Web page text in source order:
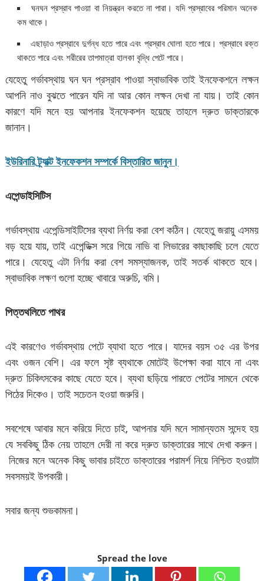
ঘনঘন প্রস্রাব পাওয়া বা নিয়ন্ত্রন করতে না পারা। যদি প্রস্রাবের পরিমান অনেক
কম থাকে।
এছাড়াও প্রস্রাবে দুর্গন্ধ হতে পারে এবং প্রস্রাব ঘোলা হতে পারে। প্রস্রাবে রক্ত
থাকতে পারে এবং শরীরের তাপমাত্রা হালকা বৃদ্ধি পেটে পারে।
যেহেতু গর্ভাবস্থায় ঘন ঘন প্রস্রাব পাওয়া স্বাভাবিক তাই ইনফেকশনে লক্ষন
আপনি নাও বুঝতে পারেন যদি না আর কোন লক্ষন দেখা না যায়। তাই কোন
কারণে যদি মনে হয় আপনার ইনফেকশন হয়েছে তাহলে দ্রুত ডাক্তারকে
জানান।
ইউরিনারি ট্র্যাক্ট ইনফেকশন সম্পর্কে বিস্তারিত জানুন।
এপেন্ডাইসিটিস
গর্ভাবস্থায় এপেন্ডিসাইটিসের ব্যথা নির্ণয় করা বেশ কঠিন। যেহেতু জরায়ু এসময়
বড় হয়ে যায়, তাই এপেন্ডিক্স সরে গিয়ে নাভি বা লিভারের কাছাকাছি চলে যেতে
পারে। যেহেতু এটা নির্ণয় করা বেশ সমস্যাজনক, তাই সতর্ক থাকতে হবে।
স্বাভাবিক লক্ষণ গুলো হচ্ছে খাবারে অরুচি, বমি।
পিত্তথলিতে পাথর
এই কারণেও গর্ভাবস্থায় পেটে ব্যাথা হতে পারে। যাদের বয়স ৩৫ এর উপর
এবং ওজন বেশি। এর ফলে সৃষ্ট ব্যথাকে মোটেই উপেক্ষা করা যাবে না এবং
দ্রুত চিকিৎসকের কাছে যেতে হবে। ব্যথা ছড়িয়ে পারতে পেটের সামনে থেকে
পিঠের দিকেও। তাই সচেতন হওয়া জরুরি।
সবশেষে আবার মনে করিয়ে দিতে চাই, আপনার যদি মনে সামান্যতম সন্দেহ হয়
যে সবকিছু ঠিক নেয় তাহলে দেরী না করে দ্রুত ডাক্তারের সাথে দেখা করুন।
নিজের মনে অনেক কিছু ভাবার চাইতে ডাক্তারের পরামর্শ নিয়ে নিশ্চিত হওয়াটা
সবসময়ই উপকারী।
সবার জন্য শুভকামনা।
Spread the love